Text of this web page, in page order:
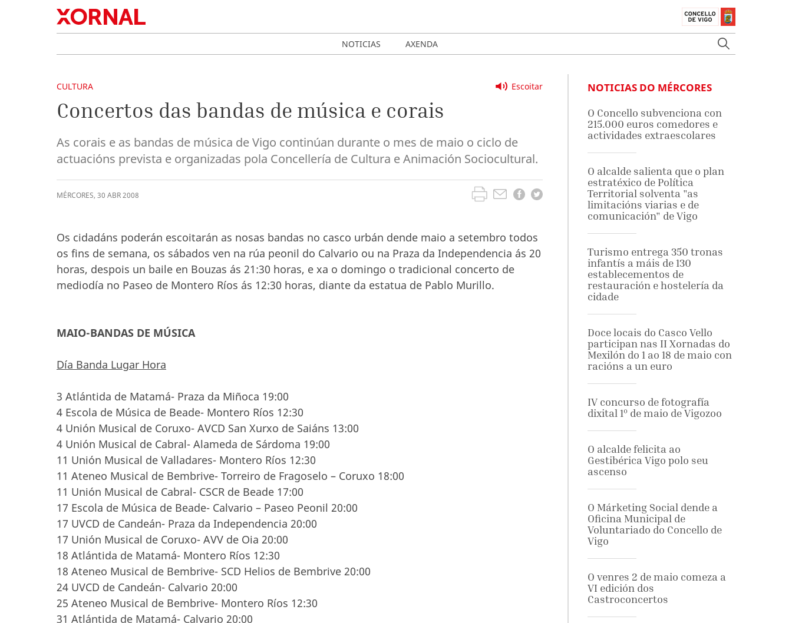
NOTICIAS AXENDA
Escoitar
CULTURA
Concertos das bandas de música e corais
As corais e as bandas de música de Vigo continúan durante o mes de maio o ciclo de
actuacións prevista e organizadas pola Concellería de Cultura e Animación Sociocultural.
MÉRCORES, 30 ABR2008
Os cidadáns poderán escoitarán as nosas bandas no casco urbán dende maio a setembro todos
os fins de semana, os sábados ven na rúa peonil do Calvario ou na Praza da Independencia ás 20
horas, despois un baile en Bouzas ás 21:30 horas, e xa o domingo o tradicional concerto de
mediodía no Paseo de Montero Ríos ás 12:30 horas, diante da estatua de Pablo Murillo.
MAIO-BANDAS DE MÚSICA
Día Banda Lugar Hora
3 Atlántida de Matamá- Praza da Miñoca 19:00
4 Escola de Música de Beade- Montero Ríos 12:30
4 Unión Musical de Coruxo- AVCD San Xurxo de Saiáns 13:00
4 Unión Musical de Cabral- Alameda de Sárdoma 19:00
11 Unión Musical de Valladares- Montero Ríos 12:30
11 Ateneo Musical de Bembrive- Torreiro de Fragoselo – Coruxo 18:00
11 Unión Musical de Cabral- CSCR de Beade 17:00
17 Escola de Música de Beade- Calvario – Paseo Peonil 20:00
17 UVCD de Candeán- Praza da Independencia 20:00
17 Unión Musical de Coruxo- AVV de Oia 20:00
18 Atlántida de Matamá- Montero Ríos 12:30
18 Ateneo Musical de Bembrive- SCD Helios de Bembrive 20:00
24 UVCD de Candeán- Calvario 20:00
25 Ateneo Musical de Bembrive- Montero Ríos 12:30
31 Atlántida de Matamá- Calvario 20:00
NOTICIAS DO MÉRCORES
O Concello subvenciona con
215.000 euros comedores e
actividades extraescolares
O alcalde salienta que o plan
estratéxico de Política
Territorial solventa "as
limitacións viarias e de
comunicación" de Vigo
Turismo entrega 350 tronas
infantís a máis de 130
establecementos de
restauración e hostelería da
cidade
Doce locais do Casco Vello
participan nas II Xornadas do
Mexilón do 1 ao 18 de maio con
racións a un euro
IV concurso de fotografía
dixital 1º de maio de Vigozoo
O alcalde felicita ao
Gestibérica Vigo polo seu
ascenso
O Márketing Social dende a
Oficina Municipal de
Voluntariado do Concello de
Vigo
O venres 2 de maio comeza a
VI edición dos
Castroconcertos